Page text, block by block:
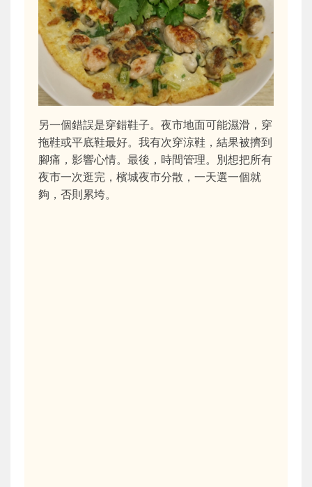
另一個錯誤是穿錯鞋子。夜市地面可能濕滑，穿
拖鞋或平底鞋最好。我有次穿涼鞋，結果被擠到
腳痛，影響心情。最後，時間管理。別想把所有
夜市一次逛完，檳城夜市分散，一天選一個就
夠，否則累垮。